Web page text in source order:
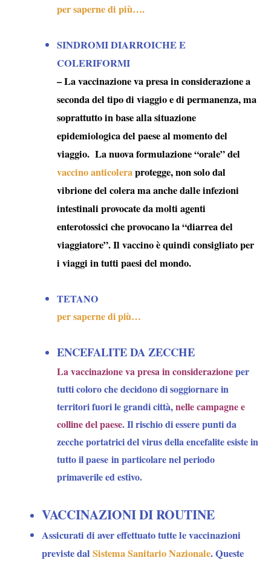
per saperne di più….
SINDROMI DIARROICHE E
COLERIFORMI
– La vaccinazione va presa in considerazione a
seconda del tipo di viaggio e di permanenza, ma
soprattutto in base alla situazione
epidemiologica del paese al momento del
viaggio. La nuova formulazione “orale” del
vaccino anticoleraprotegge, non solo dal
vibrione del colera ma anche dalleinfezioni
intestinali provocate da molti agenti
enterotossici che provocano la “diarrea del
viaggiatore”. Il vaccino è quindi consigliato per
i viaggi in tutti paesi del mondo.
TETANO
per saperne di più…
ENCEFALITE DA ZECCHE
La vaccinazione va presa in considerazioneper
tutti coloro che decidono di soggiornare in
territori fuori le grandi città,nelle campagne e
colline del paese.Il rischio di essere punti da
zecche portatrici del virus della encefalite esiste in
tutto il paese in particolare nel periodo
primaverile ed estivo.
VACCINAZIONI DI ROUTINE
Assicurati di aver effettuato tutte le vaccinazioni
previste dalSistema Sanitario Nazionale. Queste